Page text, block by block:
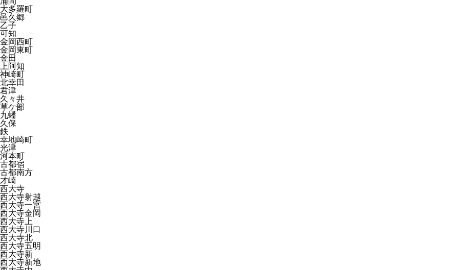
大多羅町
邑久郷
乙子
可知
金岡西町
金岡東町
金田
上阿知
神崎町
北幸田
君津
久々井
草ケ部
九蟠
久保
鉄
幸地崎町
光津
河本町
古都宿
古都南方
才崎
西大寺
西大寺射越
西大寺一宮
西大寺金岡
西大寺上
西大寺川口
西大寺北
西大寺五明
西大寺新
西大寺新地